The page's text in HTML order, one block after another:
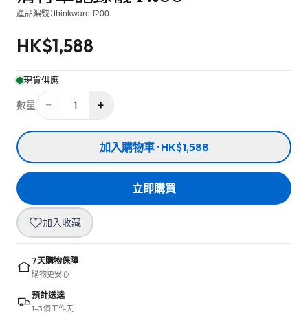
產品編號：thinkware-f200
HK$1,588
現貨供應
數量 − 1 +
加入購物車 · HK$1,588
立即購買
加入收藏
7天購物保障
購物更安心
預計送達
1–3 個工作天